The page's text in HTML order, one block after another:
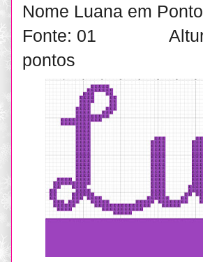
Nome Luana em
Fonte: 01
pontos